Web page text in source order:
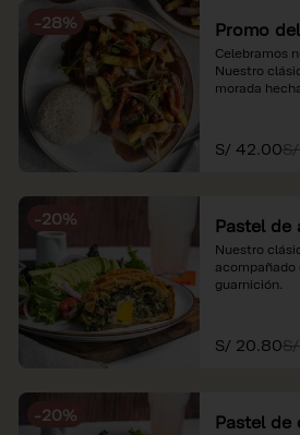
referenciales.
-28% Promo
Celebramos
Nuestro
morada
S/ 42.00
-20% Pastel de
Nuestro
acompañado
guarnición.
S/ 20.80
-20% Pastel de